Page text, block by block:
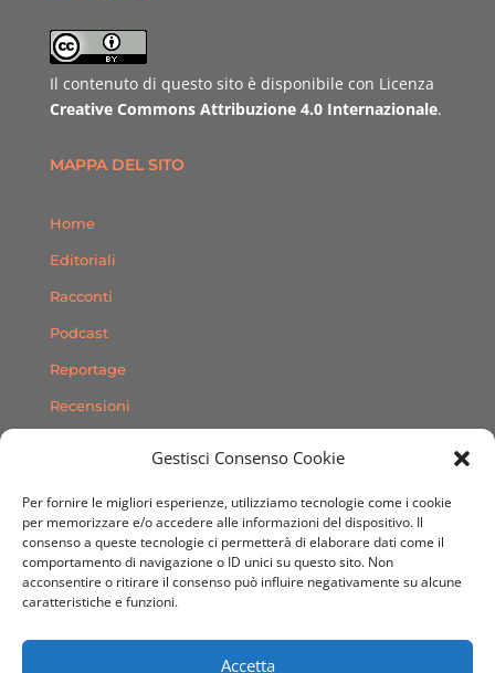
Gestisci Consenso Cookie
Per fornire le migliori esperienze, utilizziamo tecnologie come i cookie
per memorizzare e/o accedere alle informazioni del dispositivo. Il
consenso a queste tecnologie ci permetterà di elaborare dati come il
comportamento di navigazione o ID unici su questo sito. Non
acconsentire o ritirare il consenso può influire negativamente su alcune
caratteristiche e funzioni.
Accetta
Il contenuto di questo sito è disponibile con Licenza
Creative Commons Attribuzione 4.0 Internazionale.
MAPPA DEL SITO
Home
Editoriali
Racconti
Podcast
Reportage
Recensioni
Contatti
SEGUICI SUI SOCIAL